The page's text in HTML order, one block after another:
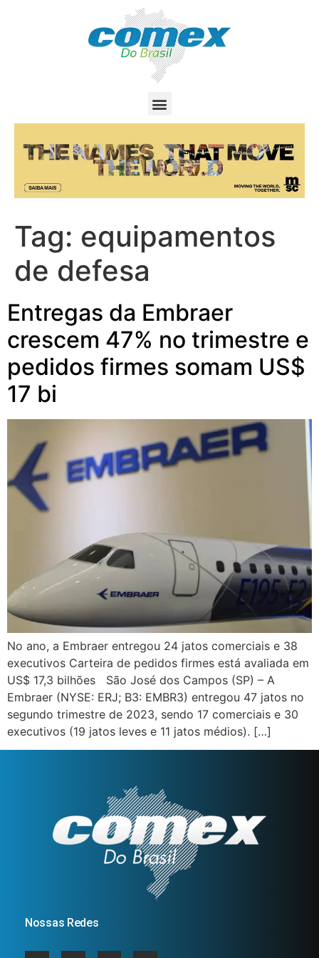
Tag: equipamentos
de defesa
Entregas da Embraer
crescem 47% no trimestre e
pedidos firmes somam US$
17 bi
No ano, a Embraer entregou 24 jatos comerciais e 38
executivos Carteira de pedidos firmes está avaliada em
US$ 17,3 bilhões São José dos Campos (SP) – A
Embraer (NYSE: ERJ; B3: EMBR3) entregou 47 jatos no
segundo trimestre de 2023, sendo 17 comerciais e 30
executivos (19 jatos leves e 11 jatos médios). […]
Nossas Redes